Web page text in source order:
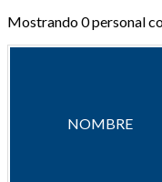
Mostrando0personal
NOMBRE